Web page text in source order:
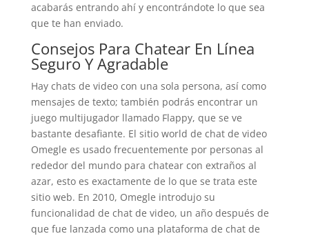
acabarás entrando ahí y encontrándote lo que sea
que te han enviado.
Consejos Para Chatear En Línea
Seguro Y Agradable
Hay chats de video con una sola persona, así como
mensajes de texto; también podrás encontrar un
juego multijugador llamado Flappy, que se ve
bastante desafiante. El sitio world de chat de video
Omegle es usado frecuentemente por personas al
rededor del mundo para chatear con extraños al
azar, esto es exactamente de lo que se trata este
sitio web. En 2010, Omegle introdujo su
funcionalidad de chat de video, un año después de
que fue lanzada como una plataforma de chat de